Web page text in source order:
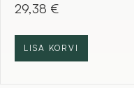
29,38 €
LISA KORVI